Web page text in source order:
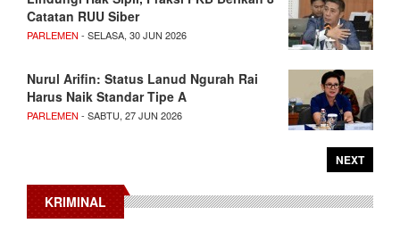
Catatan RUU Siber
PARLEMEN - SELASA, 30 JUN 2026
Nurul Arifin: Status Lanud Ngurah Rai
Harus Naik Standar Tipe A
PARLEMEN - SABTU, 27 JUN 2026
NEXT
KRIMINAL